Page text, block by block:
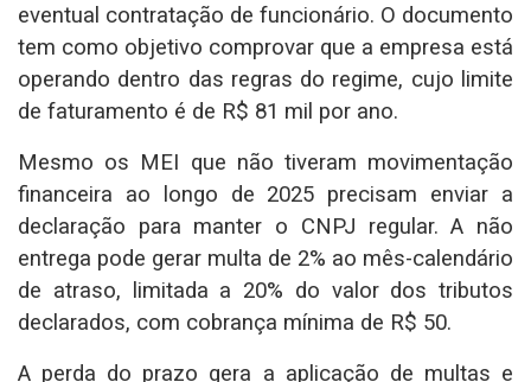
eventual contratação de funcionário. O documento
tem como objetivo comprovar que a empresa está
operando dentro das regras do regime, cujo limite
de faturamento é de R$ 81 mil por ano.
Mesmo os MEI que não tiveram movimentação
financeira ao longo de 2025 precisam enviar a
declaração para manter o CNPJ regular. A não
entrega pode gerar multa de 2% ao mês-calendário
de atraso, limitada a 20% do valor dos tributos
declarados, com cobrança mínima de R$ 50.
A perda do prazo gera a aplicação de multas e